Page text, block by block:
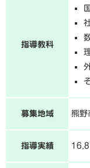
指導教科
募集地域 熊野
指導実績